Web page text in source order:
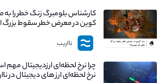
کارشناس بلومبرگ زنگ خطر را به
کوین در معرض خطر سقوط بزرگ
چیست؟
نااریب
چرا نرخ لحظه‌ای ارزدیجیتال
نرخ لحظه‌ای ارز های دیجیتال در